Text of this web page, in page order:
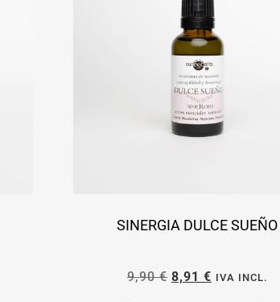
SINERGIA DULCE SUEÑO
9,90€ 8,91 € IVA INCL.